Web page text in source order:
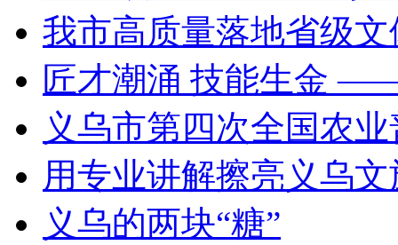
我市高质量落地省级
匠才潮涌 技能生金
义乌市第四次全国农
用专业讲解擦亮义乌
义乌的两块“糖”